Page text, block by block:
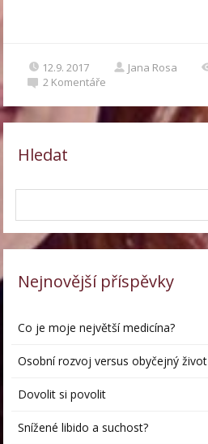
12.9. 2017 Jana Rosa
2 Komentáře
Hledat
Nejnovější příspěvky
Co je moje největší medicína?
Osobní rozvoj versus obyčejný život
Dovolit si povolit
Snížené libido a suchost?